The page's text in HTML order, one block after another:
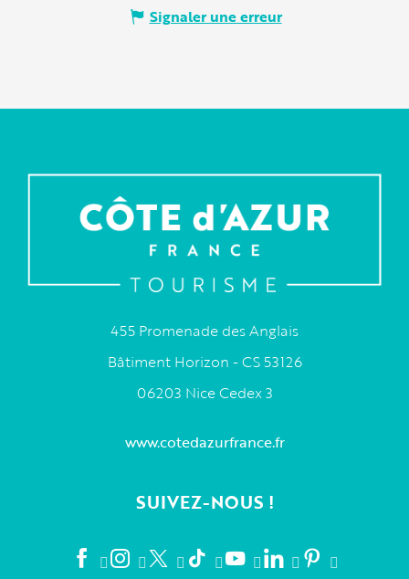
Signaler une erreur
455 Promenade des Anglais
Bâtiment Horizon - CS 53126
06203 Nice Cedex 3
www.cotedazurfrance.fr
SUIVEZ-NOUS !